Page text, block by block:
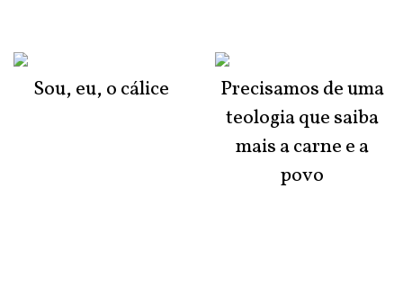
Sou, eu, o cálice
Precisamos de uma
teologia que saiba
mais a carne e a
povo